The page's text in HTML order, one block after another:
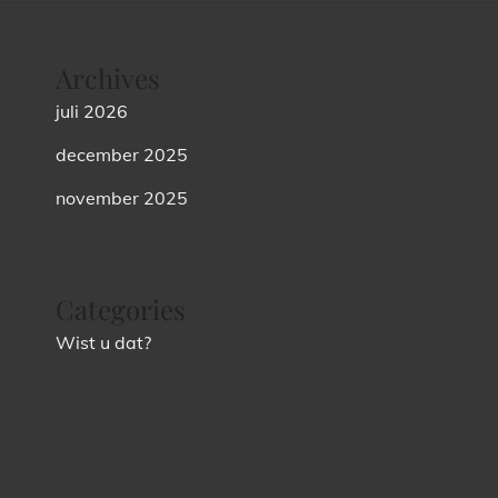
juli 2026
december 2025
november 2025
Wist u dat?